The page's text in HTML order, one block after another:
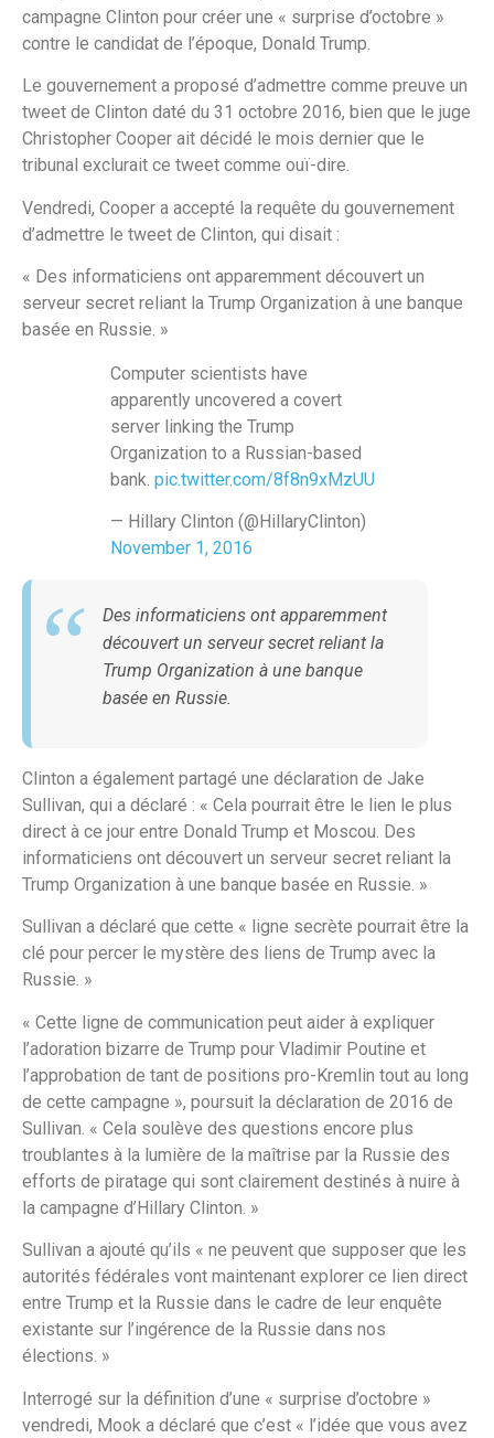
campagne Clinton pour créer une « surprise d’octobre »
contre le candidat de l’époque, Donald Trump.
Le gouvernement a proposé d’admettre comme preuve un
tweet de Clinton daté du 31 octobre 2016, bien que le juge
Christopher Cooper ait décidé le mois dernier que le
tribunal exclurait ce tweet comme ouï-dire.
Vendredi, Cooper a accepté la requête du gouvernement
d’admettre le tweet de Clinton, qui disait :
« Des informaticiens ont apparemment découvert un
serveur secret reliant la Trump Organization à une banque
basée en Russie. »
Computer scientists have
apparently uncovered a covert
server linking the Trump
Organization to a Russian-based
bank. pic.twitter.com/8f8n9xMzUU
— Hillary Clinton (@HillaryClinton)
November 1, 2016
Des informaticiens ont apparemment
découvert un serveur secret reliant la
Trump Organization à une banque
basée en Russie.
Clinton a également partagé une déclaration de Jake
Sullivan, qui a déclaré : « Cela pourrait être le lien le plus
direct à ce jour entre Donald Trump et Moscou. Des
informaticiens ont découvert un serveur secret reliant la
Trump Organization à une banque basée en Russie. »
Sullivan a déclaré que cette « ligne secrète pourrait être la
clé pour percer le mystère des liens de Trump avec la
Russie. »
« Cette ligne de communication peut aider à expliquer
l’adoration bizarre de Trump pour Vladimir Poutine et
l’approbation de tant de positions pro-Kremlin tout au long
de cette campagne », poursuit la déclaration de 2016 de
Sullivan. « Cela soulève des questions encore plus
troublantes à la lumière de la maîtrise par la Russie des
efforts de piratage qui sont clairement destinés à nuire à
la campagne d’Hillary Clinton. »
Sullivan a ajouté qu’ils « ne peuvent que supposer que les
autorités fédérales vont maintenant explorer ce lien direct
entre Trump et la Russie dans le cadre de leur enquête
existante sur l’ingérence de la Russie dans nos
élections. »
Interrogé sur la définition d’une « surprise d’octobre »
vendredi, Mook a déclaré que c’est « l’idée que vous avez